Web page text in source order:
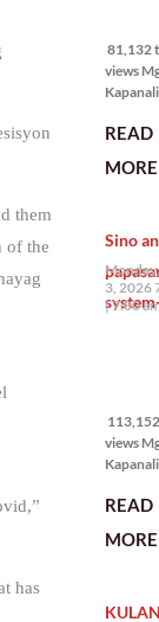
them
of the
has
81,132
views
Japanese
the
bahay
READ
MORE
Sino
3, 2026
7:00
views
State of
READ
MORE